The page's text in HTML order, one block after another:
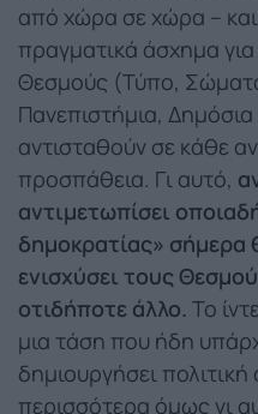
από χώρα σε χώρα – και
πραγματικά άσχημα
Θεσμούς (Τύπο,
Πανεπιστήμια,
αντισταθούν σε κάθε
προσπάθεια. Γι αυτό,
αντιμετωπίσει
δημοκρατίας» σήμερα
ενισχύσει τους
οτιδήποτε άλλο. Το
μια τάση που ήδη
δημιουργήσει
περισσότερα όμως γι